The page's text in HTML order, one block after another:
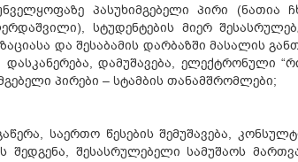
პასუხიმგებელი პირი (ნათია
სტუდენტების მიერ
და შესაბამის დარბაზში მასალის
დამუშავება, ელექტრონული
პირები – სტამბის თანამშრომლები;
საერთო წესების შემუშავება,
შესასრულებელი სამუშაოს